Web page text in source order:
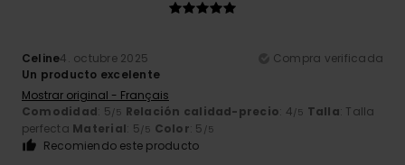
Celine4. octubre 2025
Compra verificada
Un producto excelente
Mostrar original - Français
Comodidad: 5/5 Relación calidad-precio: 4/5 Talla: Talla
perfecta Material: 5/5 Color: 5 /5
Recomiendo este producto